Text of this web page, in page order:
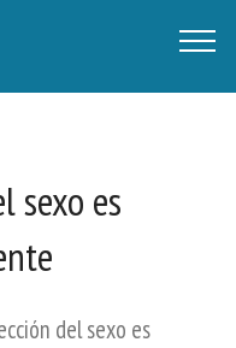
Descartes, Buenos Aires
sexo es
del sexo es